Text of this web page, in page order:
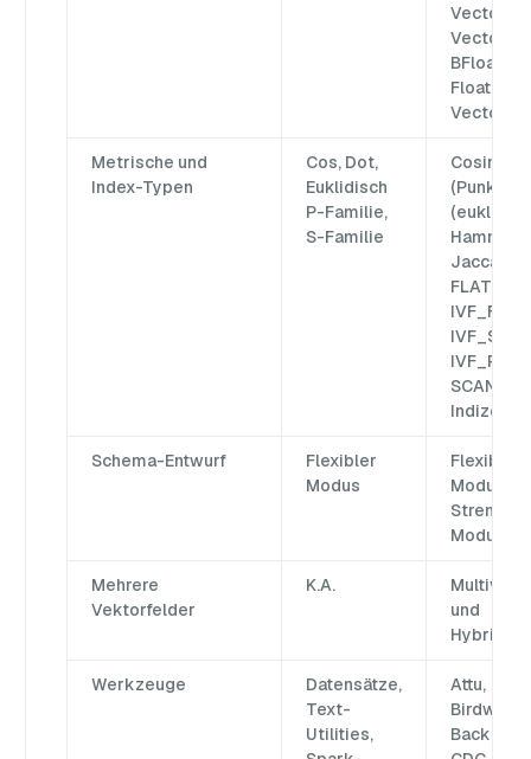
Vector,
Vector,
BFloat16,
Float16,
Vector
Metrische und
Index-Typen
Cos, Dot,
Euklidisch
P-Familie,
S-Familie
Cosinus,
(Punkt),
Hamming,
Jaccard
FLAT,
IVF_FLAT,
IVF_SQ8,
IVF_PQ,
SCANN,
Indizes
Schema-Entwurf
Flexibler
Modus
Flexibler
Modus,
Strenger
Modus
Mehrere
Vektorfelder
K.A.
und
Werkzeuge
Datensätze,
Text-
Utilities,
Attu,
Backup,